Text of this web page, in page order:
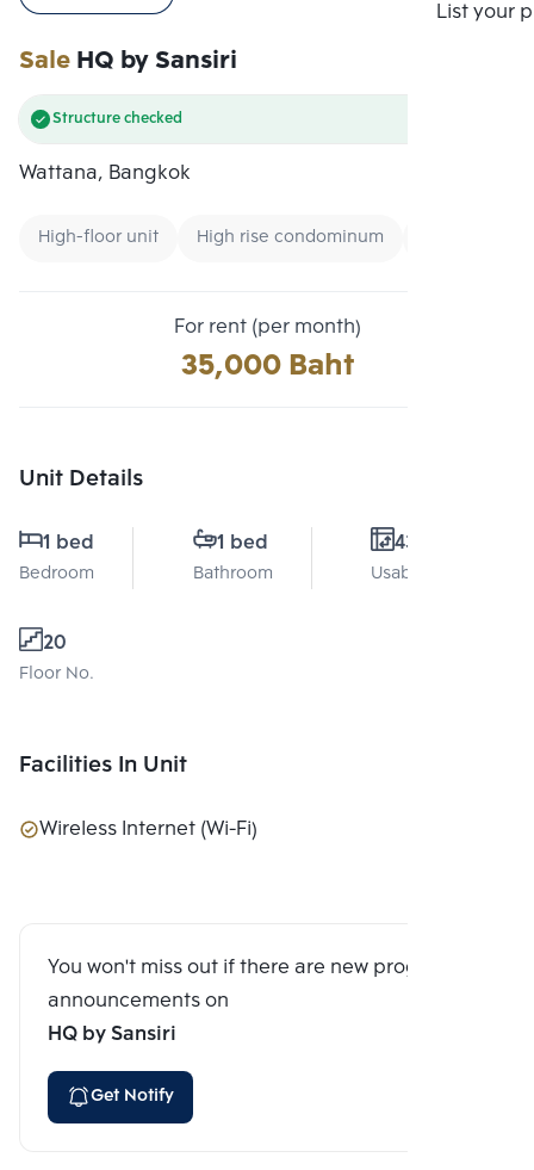
List your
SaleHQ by Sansiri
Structure checked
Wattana, Bangkok
High-floor unit High rise condominum
For rent (per month)
35,000 Baht
Unit Details
1 bed
Bedroom
1 bed
Bathroom
43 Sq.m.
Usable area
20
Floor No.
Facilities In Unit
Wireless Internet (Wi-Fi)
You won't miss out if there are new program
announcements on
HQ by Sansiri
Get Notify